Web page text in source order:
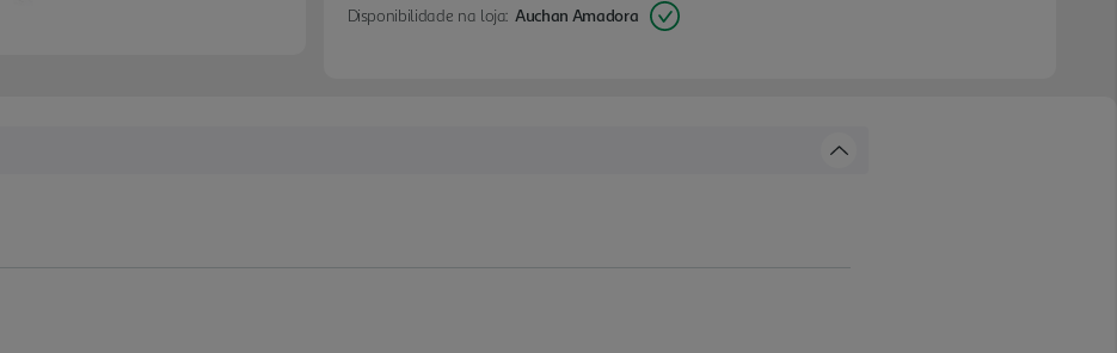
Disponibilidade na loja: Auchan Amadora